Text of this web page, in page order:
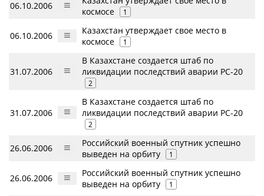
06.10.2006
космосе
1
06.10.2006
Казахстан утверждает свое место в
космосе
1
31.07.2006
В Казахстане создается штаб по
ликвидации последствий аварии РС-20
2
31.07.2006
В Казахстане создается штаб по
ликвидации последствий аварии РС-20
2
26.06.2006
Российский военный спутник успешно
выведен на орбиту
1
26.06.2006
Российский военный спутник успешно
выведен на орбиту
1